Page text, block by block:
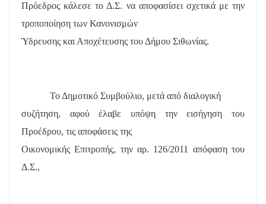
Πρόεδρος κάλεσε το Δ.Σ. να αποφασίσει σχετικά με την
τροποποίηση των Κανονισμών
Ύδρευσης και Αποχέτευσης του Δήμου Σιθωνίας.
Το Δημοτικό Συμβούλιο, μετά από διαλογική
συζήτηση, αφού έλαβε υπόψη την εισήγηση του
Προέδρου, τις αποφάσεις της
Οικονομικής Επιτροπής, την αρ. 126/2011 απόφαση του
Δ.Σ.,